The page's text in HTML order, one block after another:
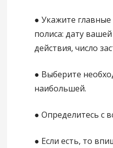
● Укажите
полиса: дату
действия, число
● Выберите
наибольшей.
● Определитесь с
● Если есть, то